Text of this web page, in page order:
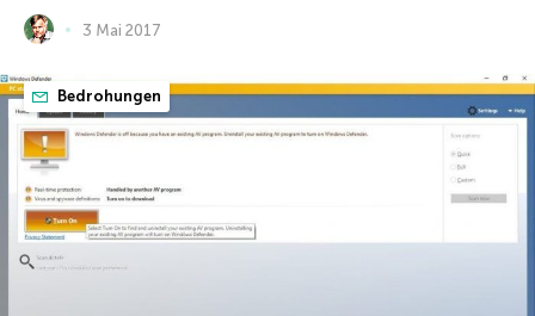
3 Mai 2017
Bedrohungen